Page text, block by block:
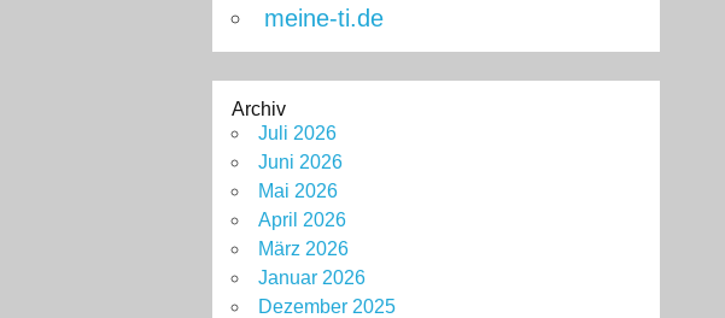
meine-ti.de
Archiv
Juli 2026
Juni 2026
Mai 2026
April 2026
März 2026
Januar 2026
Dezember 2025